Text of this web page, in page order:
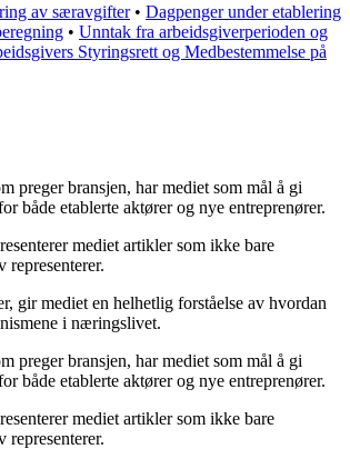
av særavgifter• Dagpenger under etablering
• Unntak fra arbeidsgiverperioden og
Styringsrett og Medbestemmelse på
preger bransjen, har mediet som mål å gi
både etablerte aktører og nye entreprenører.
mediet artikler som ikke bare
gir mediet en helhetlig forståelse av hvordan
i næringslivet.
preger bransjen, har mediet som mål å gi
både etablerte aktører og nye entreprenører.
mediet artikler som ikke bare